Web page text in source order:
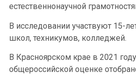
естественнонаучной
В исследовании участвуют 15-
школ, техникумов, колледжей.
В Красноярском крае в 2021
общероссийской оценке